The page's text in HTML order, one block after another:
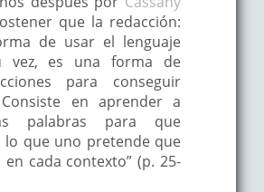
que la redacción:
de usar el lenguaje
vez, es una forma de
para conseguir
en aprender a
palabras para que
lo que uno pretende que
en cada contexto” (p. 25-